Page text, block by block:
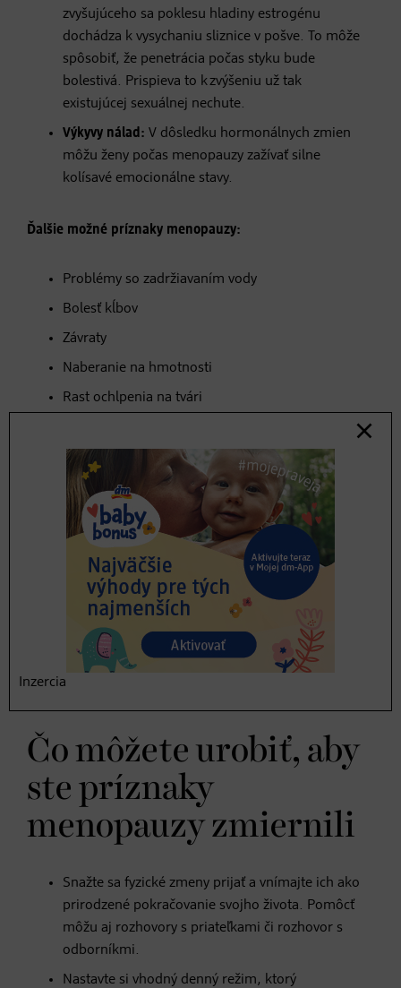
zvyšujúceho sa poklesu hladiny estrogénu
dochádza k vysychaniu sliznice v pošve. To môže
spôsobiť, že penetrácia počas styku bude
bolestivá. Prispieva to k zvýšeniu už tak
existujúcej sexuálnej nechute.
Výkyvy nálad: V dôsledku hormonálnych zmien
môžu ženy počas menopauzy zažívať silne
kolísavé emocionálne stavy.
Ďalšie možné príznaky menopauzy:
Problémy so zadržiavaním vody
Bolesť kĺbov
Závraty
Naberanie na hmotnosti
Rast ochlpenia na tvári
Negatívne emocionálne stavy až depresia
Kedy nastáva vrchol menopauzy?
Za vrchol menopauzy sa považuje perimenopauza,
druhá fáza menopauzy. Perimenopauza zahŕňa roky
pred a rok po poslednej menštruácii. Kedy táto fáza
nastúpi, je pomerne individuálne, ale v priemere
nastáva okolo 47. roku života. Sprievodné príznaky sú
Čo môžete urobiť, aby
ste príznaky
menopauzy zmiernili
Snažte sa fyzické zmeny prijať a vnímajte ich ako
prirodzené pokračovanie svojho života. Pomôcť
môžu aj rozhovory s priateľkami či rozhovor s
odborníkmi.
Nastavte si vhodný denný režim, ktorý
Inzercia